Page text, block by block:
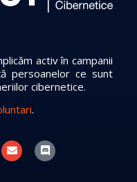
activ în campanii
persoanelor ce sunt
cibernetice.
.